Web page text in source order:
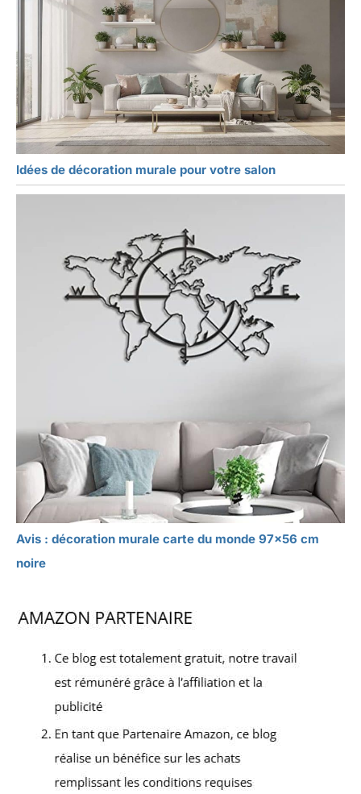
Idées de décoration murale pour votre salon
Avis : décoration murale carte du monde 97×56 cm
noire